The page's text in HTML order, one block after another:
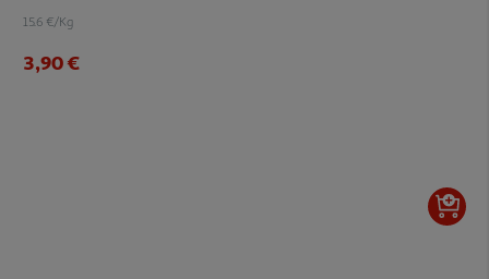
15.6 €/Kg
3,90 €